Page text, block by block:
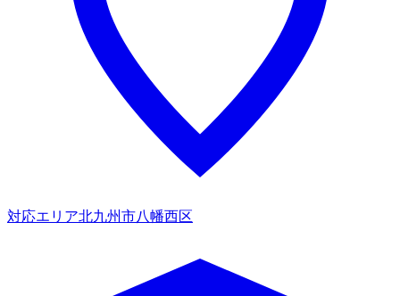
対応エリア北九州市八幡西区